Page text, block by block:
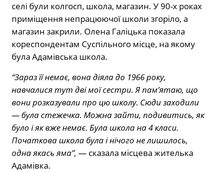
селі були колгосп, школа, магазин. У 90-х роках
приміщення непрацюючої школи згоріло, а
магазин закрили. Олена Галіцька показала
кореспондентам Суспільного місце, на якому
була Адамівська школа.
“Зараз її немає, вона діяла до 1966 року,
навчалися тут дві мої сестри. Я пам’ятаю, що
вони розказували про цю школу. Сюди заходили
— була стежечка. Можна зайти, подивитись, як
було і як вже немає. Була школа на 4 класи.
Початкова школа була і нічого не лишилось,
одна якась яма”, — сказала місцева жителька
Адамівка.